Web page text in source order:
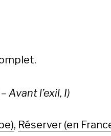
Avant l’exil, I)
, Réserver (en